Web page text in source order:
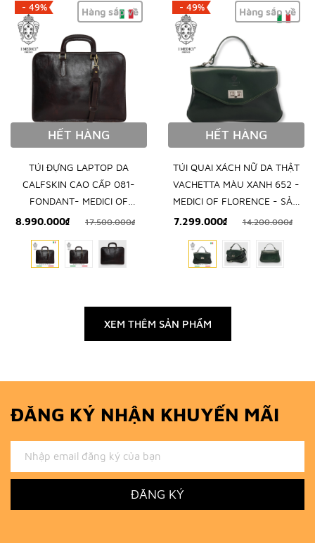
- 49% Hàng sắp về
HẾT HÀNG
TÚI ĐỰNG LAPTOP DA
CALFSKIN CAO CẤP 081-
FONDANT- MEDICI OF
FLORENCE - SẢN XUẤT THỦ
8.990.000₫ 17.500.000₫
- 49% Hàng sắp về
HẾT HÀNG
TÚI QUAI XÁCH NỮ DA THẬT
VACHETTA MÀU XANH 652 -
MEDICI OF FLORENCE - SẢN
XUẤT THỦ CÔNG TẠI ITALIA
7.299.000₫ 14.200.000₫
XEM THÊM SẢN PHẨM
ĐĂNG KÝ NHẬN KHUYẾN MÃI
ĐĂNG KÝ